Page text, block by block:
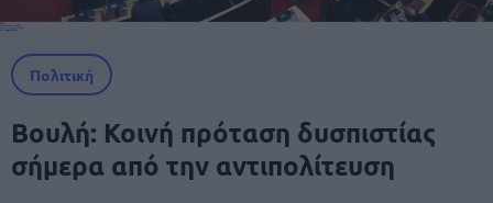
Πολιτική
Βουλή: Κοινή πρόταση δυσπιστίας
σήμερα από την αντιπολίτευση